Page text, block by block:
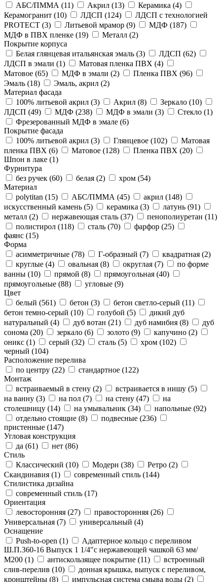
АБС/ПММА (11) Акрил (13) Керамика (4)
Керамогранит (10) ЛДСП (124)
ЛДСП с технологией
PROTECT (3) Литьевой мрамор (9) МДФ (187)
МДФ в ПВХ пленке (19) Металл (2)
Покрытие корпуса
Белая глянцевая итальянская эмаль (3) ЛДСП (62)
ЛДСП в эмали (1) Матовая пленка ПВХ (4)
Матовое (65) МДФ в эмали (2) Пленка ПВХ (96)
Эмаль (18) Эмаль, акрил (2)
Материал фасада
100% литьевой акрил (3) Акрил (8) Зеркало (10)
ЛДСП (49) МДФ (238) МДФ в эмали (3) Стекло (1)
Фрезерованный МДФ в эмале (6)
Покрытие фасада
100% литьевой акрил (3) Глянцевое (102)
Матовая
пленка ПВХ (6) Матовое (128) Пленка ПВХ (20)
Шпон в лаке (1)
Фурнитура
без ручек (60) белая (2) хром (54)
Материал
polytitan (15) АБС/ПММА (45) акрил (148)
искусственный камень (5) керамика (3) латунь (91)
металл (2) нержавеющая сталь (37) пенополиуретан (11)
полистирол (118) сталь (70) фарфор (25)
фаянс (15)
Форма
асимметричные (78) Г-образный (7) квадратная (2)
круглые (4) овальная (8) округлая (7)
по форме
ванны (10) прямой (8) прямоугольная (40)
прямоугольные (88) угловые (9)
Цвет
белый (561) бетон (3) бетон светло-серый (11)
бетон темно-серый (10) голубой (5)
дикий дуб
натуральный (4) дуб вотан (21) дуб намибия (8)
дуб
сонома (20) зеркало (6) золото (9) капучино (2)
оникс (1) серый (32) сталь (5) хром (102)
черный (104)
Расположение перелива
по центру (22) стандартное (122)
Монтаж
встраиваемый в стену (2) встраивается в нишу (5)
на ванну (3) на пол (7) на стену (47)
на
столешницу (14) на умывальник (34) напольные (92)
отдельно стоящие (8) подвесные (236)
пристенные (147)
Угловая конструкция
да (61) нет (86)
Стиль
Классический (10) Модерн (38) Ретро (2)
Скандинавия (1) современный стиль (144)
Стилистика дизайна
современный стиль (17)
Ориентация
левосторонняя (27) правосторонняя (26)
Универсальная (7) универсальный (4)
Оснащение
Push-to-open (1)
Адаптерное кольцо с переливом
Ш.П.360-16 Выпуск 1 1/4"с нержавеющей чашкой 63 мм/
М200 (1) антискользящее покрытие (11)
встроенный
слив-перелив (10)
донная крышка, выпуск с переливом,
кронштейны (8) импульсная система смыва воды (2)